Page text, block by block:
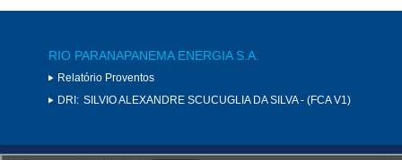
RIO PARANAPANEMA ENERGIA S.A.
Relatório Proventos
DRI: SILVIO ALEXANDRE SCUCUGLIA DA SILVA - (FCA V1)